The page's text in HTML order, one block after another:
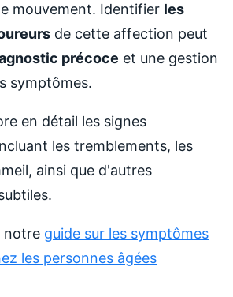
mouvement. Identifier les
de cette affection peut
précoce et une gestion
symptômes.
en détail les signes
les tremblements, les
ainsi que d'autres
notre guide sur les symptômes
les personnes âgées